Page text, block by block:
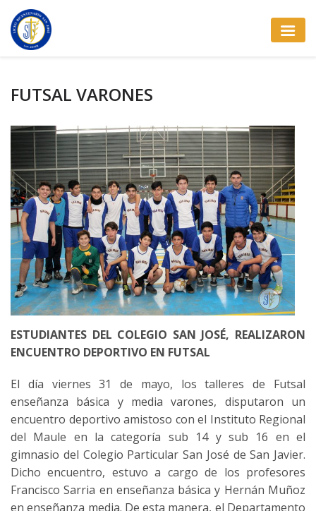
FUTSAL VARONES
ESTUDIANTES DEL COLEGIO SAN JOSÉ, REALIZARON
ENCUENTRO DEPORTIVO EN FUTSAL
El día viernes 31 de mayo, los talleres de Futsal
enseñanza básica y media varones, disputaron un
encuentro deportivo amistoso con el Instituto Regional
del Maule en la categoría sub 14 y sub 16 en el
gimnasio del Colegio Particular San José de San Javier.
Dicho encuentro, estuvo a cargo de los profesores
Francisco Sarria en enseñanza básica y Hernán Muñoz
en enseñanza media. De esta manera, el Departamento